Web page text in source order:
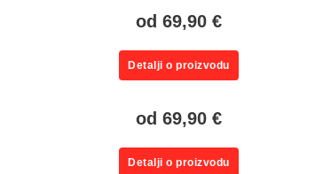
od 69,90 €
Detalji o proizvodu
od 69,90 €
Detalji o proizvodu